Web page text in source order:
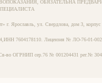
ОБЯЗАТЕЛЬНА
г. Ярославль, ул. Свердлова, дом 3, корпус
7604178110. Лицензия № ЛО-76-01-
во ОГРНИП сер.76 № 001204431 рег.№